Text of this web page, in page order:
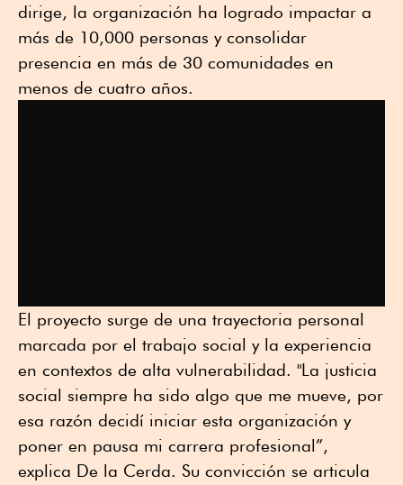
dirige, la organización ha logrado impactar a
más de 10,000 personas y consolidar
presencia en más de 30 comunidades en
menos de cuatro años.
El proyecto surge de una trayectoria personal
marcada por el trabajo social y la experiencia
en contextos de alta vulnerabilidad. "La justicia
social siempre ha sido algo que me mueve, por
esa razón decidí iniciar esta organización y
poner en pausa mi carrera profesional”,
explica De la Cerda. Su convicción se articula